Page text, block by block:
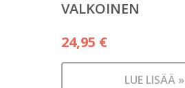
VALKOINEN
24,95 €
LUE LISÄÄ »